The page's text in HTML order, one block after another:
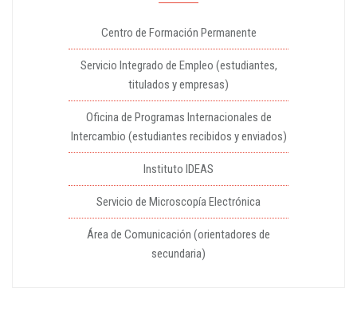
Centro de Formación Permanente
Servicio Integrado de Empleo (estudiantes,
titulados y empresas)
Oficina de Programas Internacionales de
Intercambio (estudiantes recibidos y enviados)
Instituto IDEAS
Servicio de Microscopía Electrónica
Área de Comunicación (orientadores de
secundaria)